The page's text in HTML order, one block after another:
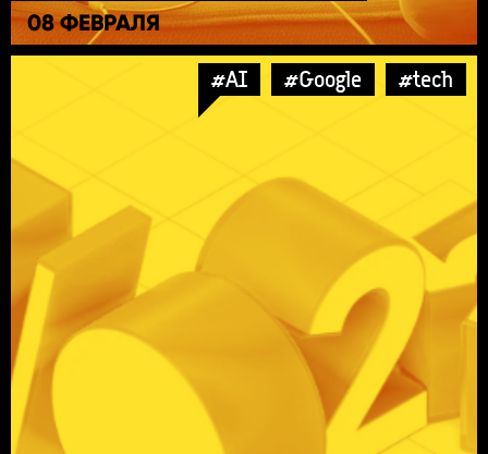
08 ФЕВРАЛЯ
#AI #Google #tech